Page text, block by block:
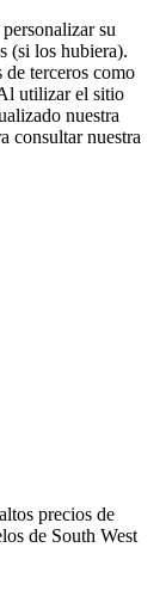
su
(si los hubiera).
terceros como
utilizar el sitio
nuestra
consultar nuestra
precios de
de South West